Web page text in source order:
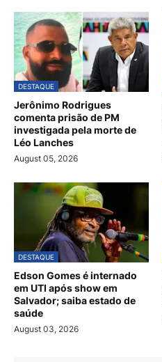
DESTAQUE
Jerônimo Rodrigues
comenta prisão de PM
investigada pela morte de
Léo Lanches
August 05, 2026
DESTAQUE
Edson Gomes é internado
em UTI após show em
Salvador; saiba estado de
saúde
August 03, 2026